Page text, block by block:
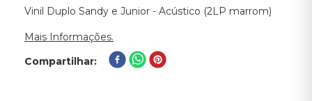
Vinil Duplo Sandy e Junior - Acústico (2LP marrom)
Mais Informações.
Compartilhar